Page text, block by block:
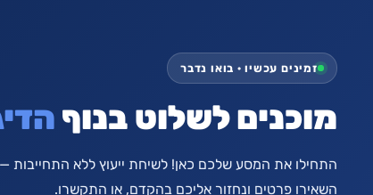
זמינים עכשיו · בואו נדבר
מוכנים לשלוט בנוף
התחילו את המסע שלכם כאן! לשיחת ייעוץ ללא התחייבות —
השאירו פרטים ונחזור אליכם בהקדם, או התקשרו.